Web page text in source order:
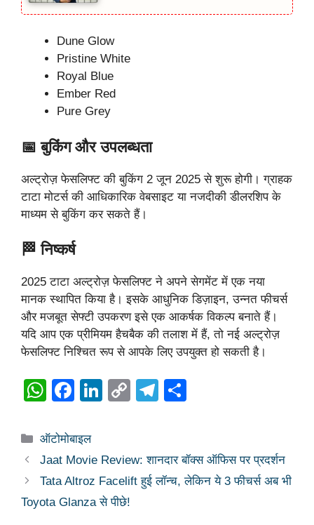
Dune Glow
Pristine White
Royal Blue
Ember Red
Pure Grey
📅 बुकिंग और उपलब्धता
अल्ट्रोज़ फेसलिफ्ट की बुकिंग 2 जून 2025 से शुरू होगी। ग्राहक
टाटा मोटर्स की आधिकारिक वेबसाइट या नजदीकी डीलरशिप के
माध्यम से बुकिंग कर सकते हैं।
🏁 निष्कर्ष
2025 टाटा अल्ट्रोज़ फेसलिफ्ट ने अपने सेगमेंट में एक नया
मानक स्थापित किया है। इसके आधुनिक डिज़ाइन, उन्नत फीचर्स
और मजबूत सेफ्टी उपकरण इसे एक आकर्षक विकल्प बनाते हैं।
यदि आप एक प्रीमियम हैचबैक की तलाश में हैं, तो नई अल्ट्रोज़
फेसलिफ्ट निश्चित रूप से आपके लिए उपयुक्त हो सकती है।
W
at
s
A
p
F
c
e
b
o
Li
e
dI
n
C
y
Li
T
gr
a
e
Categories
ऑटोमोबाइल
Jaat Movie Review: शानदार बॉक्स ऑफिस पर प्रदर्शन
Tata Altroz Facelift हुई लॉन्च, लेकिन ये 3 फीचर्स अब भी
Toyota Glanza से पीछे!